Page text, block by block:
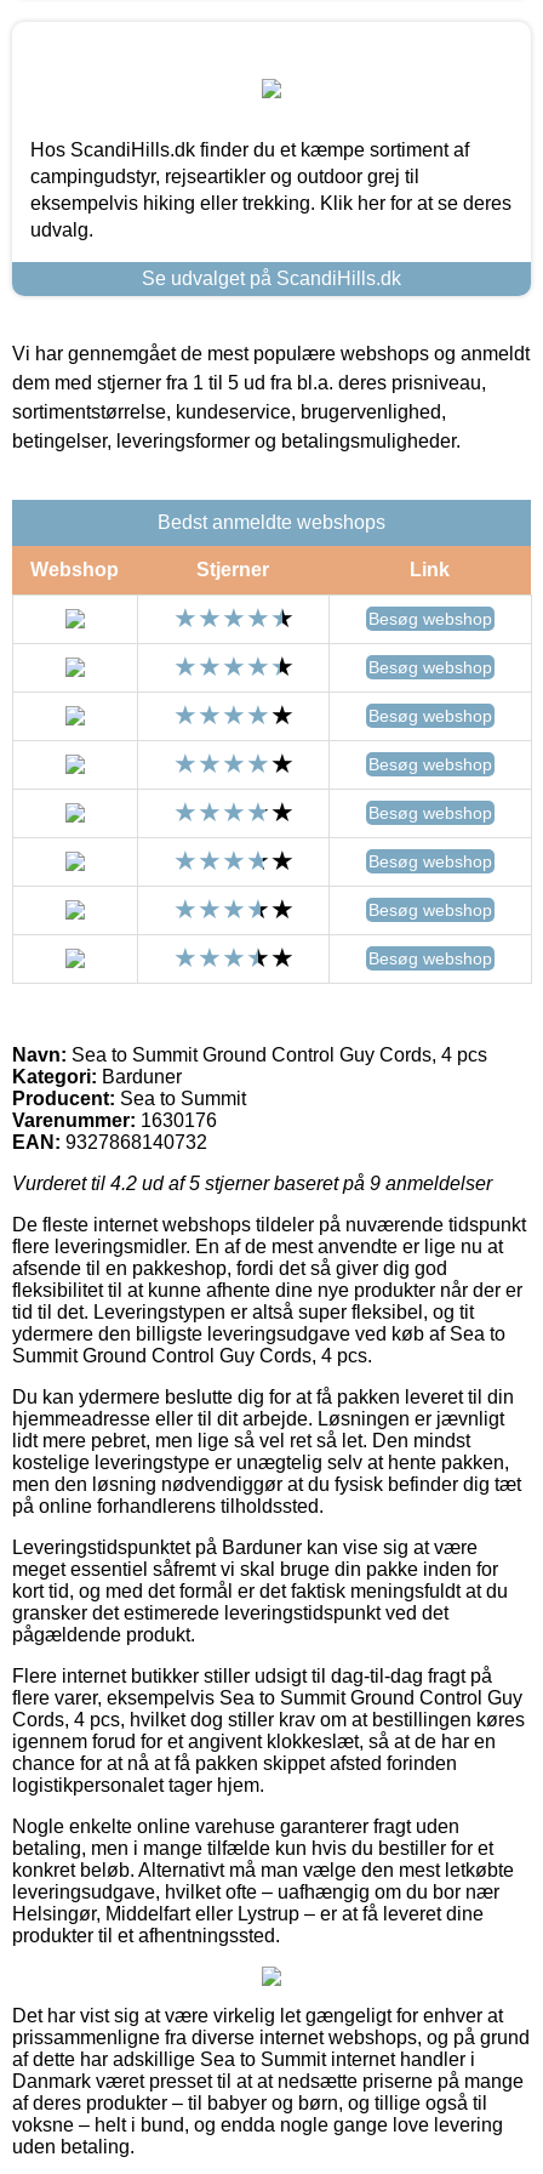
Hos ScandiHills.dk finder du et kæmpe sortiment af
campingudstyr, rejseartikler og outdoor grej til
eksempelvis hiking eller trekking. Klik her for at se deres
udvalg.
Se udvalget på ScandiHills.dk
Vi har gennemgået de mest populære webshops og anmeldt
dem med stjerner fra 1 til 5 ud fra bl.a. deres prisniveau,
sortimentstørrelse, kundeservice, brugervenlighed,
betingelser, leveringsformer og betalingsmuligheder.
Bedst anmeldte webshops
Webshop Stjerner Link
Besøg webshop
Besøg webshop
Besøg webshop
Besøg webshop
Besøg webshop
Besøg webshop
Besøg webshop
Besøg webshop
Navn: Sea to Summit Ground Control Guy Cords, 4 pcs
Kategori: Barduner
Producent: Sea to Summit
Varenummer: 1630176
EAN: 9327868140732
Vurderet til 4.2 ud af 5 stjerner baseret på 9 anmeldelser
De fleste internet webshops tildeler på nuværende tidspunkt
flere leveringsmidler. En af de mest anvendte er lige nu at
afsende til en pakkeshop, fordi det så giver dig god
fleksibilitet til at kunne afhente dine nye produkter når der er
tid til det. Leveringstypen er altså super fleksibel, og tit
ydermere den billigste leveringsudgave ved køb af Sea to
Summit Ground Control Guy Cords, 4 pcs.
Du kan ydermere beslutte dig for at få pakken leveret til din
hjemmeadresse eller til dit arbejde. Løsningen er jævnligt
lidt mere pebret, men lige så vel ret så let. Den mindst
kostelige leveringstype er unægtelig selv at hente pakken,
men den løsning nødvendiggør at du fysisk befinder dig tæt
på online forhandlerens tilholdssted.
Leveringstidspunktet på Barduner kan vise sig at være
meget essentiel såfremt vi skal bruge din pakke inden for
kort tid, og med det formål er det faktisk meningsfuldt at du
gransker det estimerede leveringstidspunkt ved det
pågældende produkt.
Flere internet butikker stiller udsigt til dag-til-dag fragt på
flere varer, eksempelvis Sea to Summit Ground Control Guy
Cords, 4 pcs, hvilket dog stiller krav om at bestillingen køres
igennem forud for et angivent klokkeslæt, så at de har en
chance for at nå at få pakken skippet afsted forinden
logistikpersonalet tager hjem.
Nogle enkelte online varehuse garanterer fragt uden
betaling, men i mange tilfælde kun hvis du bestiller for et
konkret beløb. Alternativt må man vælge den mest letkøbte
leveringsudgave, hvilket ofte – uafhængig om du bor nær
Helsingør, Middelfart eller Lystrup – er at få leveret dine
produkter til et afhentningssted.
Det har vist sig at være virkelig let gængeligt for enhver at
prissammenligne fra diverse internet webshops, og på grund
af dette har adskillige Sea to Summit internet handler i
Danmark været presset til at at nedsætte priserne på mange
af deres produkter – til babyer og børn, og tillige også til
voksne – helt i bund, og endda nogle gange love levering
uden betaling.